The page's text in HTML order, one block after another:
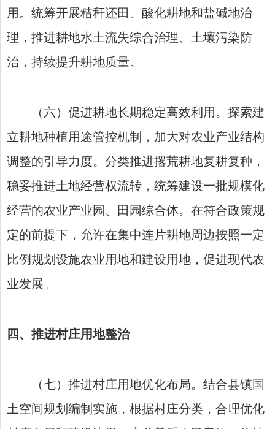
用。统筹开展秸秆还田、酸化耕地和盐碱地治
理，推进耕地水土流失综合治理、土壤污染防
治，持续提升耕地质量。
（六）促进耕地长期稳定高效利用。探索建
立耕地种植用途管控机制，加大对农业产业结构
调整的引导力度。分类推进撂荒耕地复耕复种，
稳妥推进土地经营权流转，统筹建设一批规模化
经营的农业产业园、田园综合体。在符合政策规
定的前提下，允许在集中连片耕地周边按照一定
比例规划设施农业用地和建设用地，促进现代农
业发展。
四、推进村庄用地整治
（七）推进村庄用地优化布局。结合县镇国
土空间规划编制实施，根据村庄分类，合理优化